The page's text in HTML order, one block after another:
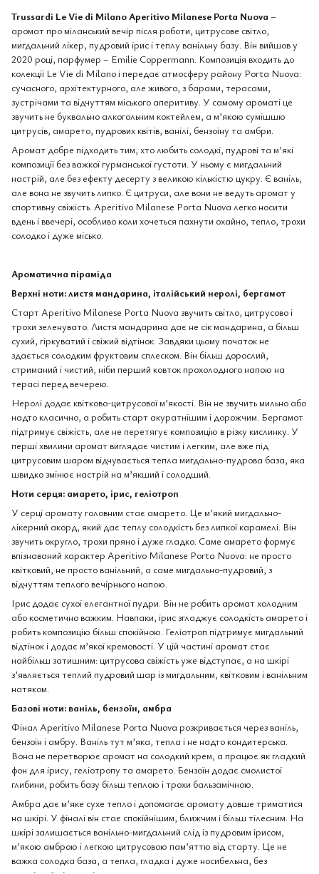
Trussardi Le Vie di Milano Aperitivo Milanese Porta Nuova –
аромат про міланський вечір після роботи, цитрусове світло,
мигдальний лікер, пудровий ірис і теплу ванільну базу. Він вийшов у
2020 році, парфумер – Emilie Coppermann. Композиція входить до
колекції Le Vie di Milano і передає атмосферу району Porta Nuova:
сучасного, архітектурного, але живого, з барами, терасами,
зустрічами та відчуттям міського аперитиву. У самому ароматі це
звучить не буквально алкогольним коктейлем, а м’якою сумішшю
цитрусів, амарето, пудрових квітів, ванілі, бензоїну та амбри.
Аромат добре підходить тим, хто любить солодкі, пудрові та м’які
композиції без важкої гурманської густоти. У ньому є мигдальний
настрій, але без ефекту десерту з великою кількістю цукру. Є ваніль,
але вона не звучить липко. Є цитруси, але вони не ведуть аромат у
спортивну свіжість. Aperitivo Milanese Porta Nuova легко носити
вдень і ввечері, особливо коли хочеться пахнути охайно, тепло, трохи
солодко і дуже місько.
Ароматична піраміда
Верхні ноти: листя мандарина, італійський неролі, бергамот
Старт Aperitivo Milanese Porta Nuova звучить світло, цитрусово і
трохи зеленувато. Листя мандарина дає не сік мандарина, а більш
сухий, гіркуватий і свіжий відтінок. Завдяки цьому початок не
здається солодким фруктовим сплеском. Він більш дорослий,
стриманий і чистий, ніби перший ковток прохолодного напою на
терасі перед вечерею.
Неролі додає квітково-цитрусової м’якості. Він не звучить мильно або
надто класично, а робить старт акуратнішим і дорожчим. Бергамот
підтримує свіжість, але не перетягує композицію в різку кислинку. У
перші хвилини аромат виглядає чистим і легким, але вже під
цитрусовим шаром відчувається тепла мигдально-пудрова база, яка
швидко змінює настрій на м’якший і солодший.
Ноти серця: амарето, ірис, геліотроп
У серці аромату головним стає амарето. Це м’який мигдально-
лікерний акорд, який дає теплу солодкість без липкої карамелі. Він
звучить округло, трохи пряно і дуже гладко. Саме амарето формує
впізнаваний характер Aperitivo Milanese Porta Nuova: не просто
квітковий, не просто ванільний, а саме мигдально-пудровий, з
відчуттям теплого вечірнього напою.
Ірис додає сухої елегантної пудри. Він не робить аромат холодним
або косметично важким. Навпаки, ірис згладжує солодкість амарето і
робить композицію більш спокійною. Геліотроп підтримує мигдальний
відтінок і додає м’якої кремовості. У цій частині аромат стає
найбільш затишним: цитрусова свіжість уже відступає, а на шкірі
з’являється теплий пудровий шар із мигдальним, квітковим і ванільним
натяком.
Базові ноти: ваніль, бензоїн, амбра
Фінал Aperitivo Milanese Porta Nuova розкривається через ваніль,
бензоїн і амбру. Ваніль тут м’яка, тепла і не надто кондитерська.
Вона не перетворює аромат на солодкий крем, а працює як гладкий
фон для ірису, геліотропу та амарето. Бензоїн додає смолистої
глибини, робить базу більш теплою і трохи бальзамічною.
Амбра дає м’яке сухе тепло і допомагає аромату довше триматися
на шкірі. У фіналі він стає спокійнішим, ближчим і більш тілесним. На
шкірі залишається ванільно-мигдальний слід із пудровим ірисом,
м’якою амброю і легкою цитрусовою пам’яттю від старту. Це не
важка солодка база, а тепла, гладка і дуже носибельна, без